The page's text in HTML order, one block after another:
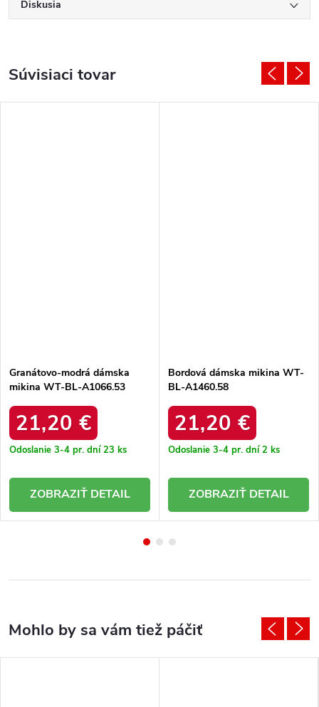
Diskusia
Súvisiaci tovar
Granátovo-modrá dámska
mikina WT-BL-A1066.53
21,20 €
Odoslanie 3-4 pr. dní23 ks
DETAIL
Bordová dámska mikina WT-
BL-A1460.58
21,20 €
Odoslanie 3-4 pr. dní2 ks
DETAIL